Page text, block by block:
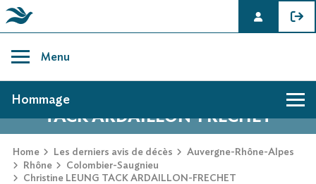
content
Menu
AVIS DE DÉCÈS DE CHRISTINE LEUNG
TACK ARDAILLON-FRECHET
Home Les derniers avis de décès
Auvergne-Rhône-Alpes
Rhône
Colombier-Saugnieu
Christine LEUNG TACK ARDAILLON-FRECHET
Hommage